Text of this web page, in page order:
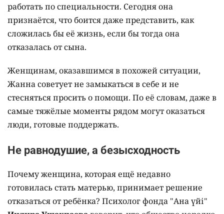
работать по специальности. Сегодня она
признаётся, что боится даже представить, как
сложилась бы её жизнь, если бы тогда она
отказалась от сына.
Женщинам, оказавшимся в похожей ситуации,
Жанна советует не замыкаться в себе и не
стесняться просить о помощи. По её словам, даже в
самые тяжёлые моменты рядом могут оказаться
люди, готовые поддержать.
Не равнодушие, а безысходность
Почему женщина, которая ещё недавно
готовилась стать матерью, принимает решение
отказаться от ребёнка? Психолог фонда "Ана үйі"